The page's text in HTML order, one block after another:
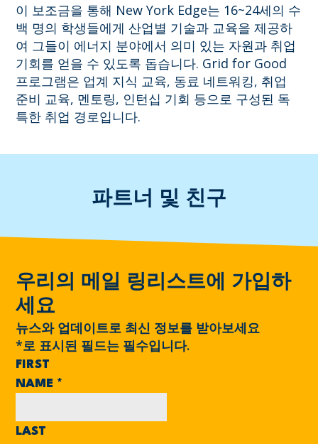
이 보조금을 통해 New York Edge는 16~24세의 수
백 명의 학생들에게 산업별 기술과 교육을 제공하
여 그들이 에너지 분야에서 의미 있는 자원과 취업
기회를 얻을 수 있도록 돕습니다. Grid for Good
프로그램은 업계 지식 교육, 동료 네트워킹, 취업
준비 교육, 멘토링, 인턴십 기회 등으로 구성된 독
특한 취업 경로입니다.
파트너 및 친구
우리의 메일 링리스트에 가입하
세요
뉴스와 업데이트로 최신 정보를 받아보세요
*로 표시된 필드는 필수입니다.
FIRST
NAME *
LAST